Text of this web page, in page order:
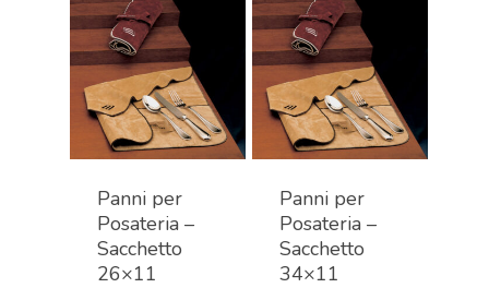
Panni per
Posateria –
Sacchetto
26×11
Panni per
Posateria –
Sacchetto
34×11